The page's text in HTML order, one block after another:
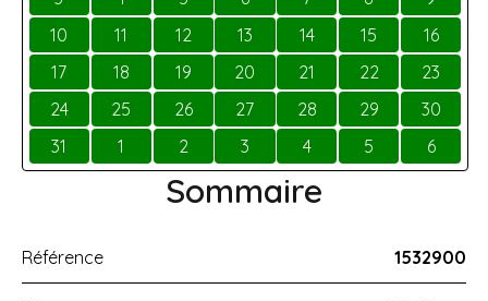
10
11 12 13 14 15
16
17
18 19 20 21 22
23
24
25 26 27 28 29
30
31
1 2 3 4 5 6
Sommaire
Référence 1532900